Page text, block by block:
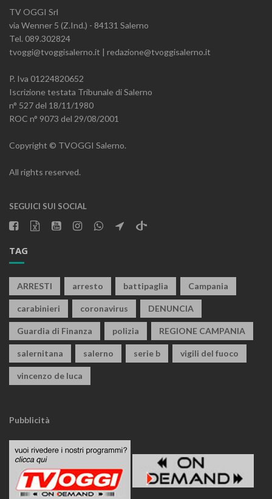
TV OGGI Srl
via Wenner 5 (Z.Ind.) - 84131 Salerno
Tel. 089.302824
tvoggi@tvoggisalerno.it | redazione@tvoggisalerno.it
P. Iva 01224820652
Iscrizione testata Tribunale di Salerno
n° 527 del 18/11/1980
ROC n° 9073 del 29/08/2001
Copyright © TVOGGI Salerno.
All rights reserved.
SEGUICI SUI SOCIAL
TAG
ARRESTI arresto battipaglia Campania
carabinieri coronavirus DENUNCIA
Guardia di Finanza polizia REGIONE CAMPANIA
salernitana salerno serie b vigili del fuoco
vincenzo de luca
Pubblicità